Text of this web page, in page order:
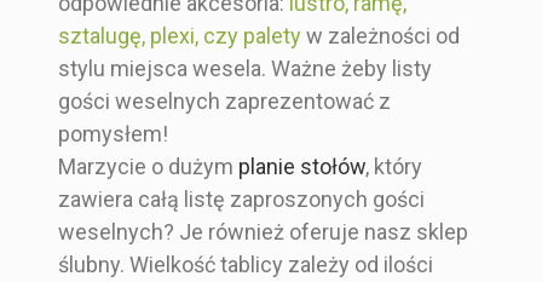
sztalugę, plexi, czy paletyw zależności od
stylu miejsca wesela. Ważne żeby listy
gości weselnych zaprezentować z
pomysłem!
Marzycie o dużym planie stołów, który
zawiera całą listę zaproszonych gości
weselnych? Je również oferuje nasz sklep
ślubny. Wielkość tablicy zależy od ilości